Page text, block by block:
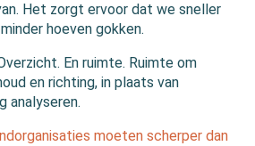
Het zorgt ervoor dat we sneller
hoeven gokken.
En ruimte. Ruimte om
en richting, in plaats van
analyseren.
moeten scherper dan